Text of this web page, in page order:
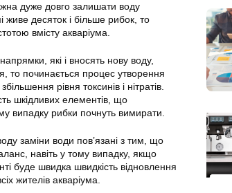
дуже довго залишати воду
живе десяток і більше рибок, то
вмісту акваріума.
які і вносять нову воду,
то починається процес утворення
рівня токсинів і нітратів.
шкідливих елементів, що
випадку рибки почнуть вимирати.
заміни води пов’язані з тим, що
навіть у тому випадку, якщо
буде швидка швидкість відновлення
жителів акваріума.